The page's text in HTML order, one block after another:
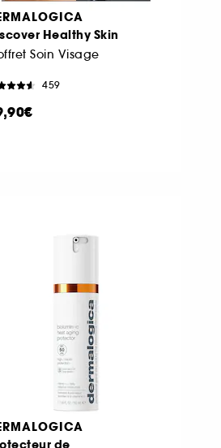
Healthy Skin
Soin Visage
459
de